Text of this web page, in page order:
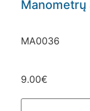
Manometrų
MA0036
9.00€